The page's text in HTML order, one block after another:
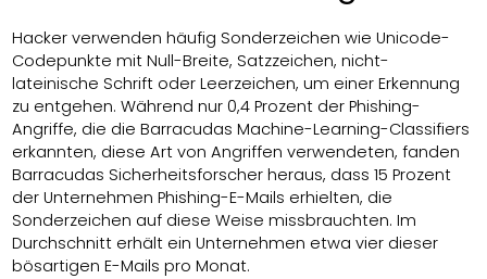
Hacker verwenden häufig Sonderzeichen wie Unicode-
Codepunkte mit Null-Breite, Satzzeichen, nicht-
lateinische Schrift oder Leerzeichen, um einer Erkennung
zu entgehen. Während nur 0,4 Prozent der Phishing-
Angriffe, die die Barracudas Machine-Learning-Classifiers
erkannten, diese Art von Angriffen verwendeten, fanden
Barracudas Sicherheitsforscher heraus, dass 15 Prozent
der Unternehmen Phishing-E-Mails erhielten, die
Sonderzeichen auf diese Weise missbrauchten. Im
Durchschnitt erhält ein Unternehmen etwa vier dieser
bösartigen E-Mails pro Monat.